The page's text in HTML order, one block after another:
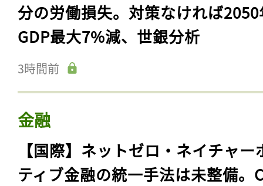
分の労働損失。対策なければ
GDP最大7%減、世銀分析
3時間前
金融
【国際】ネットゼロ・ネイチャー
ティブ金融の統一手法は未整備。